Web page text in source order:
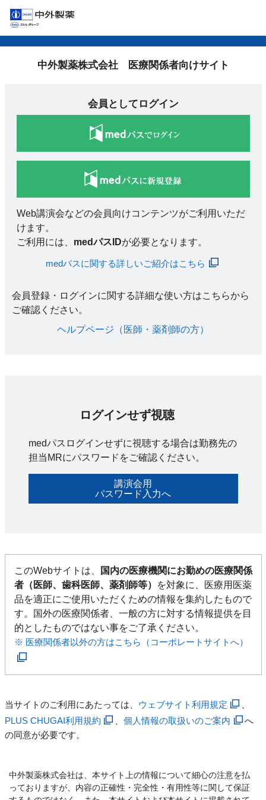
中外製薬株式会社 医療関係者向けサイト
会員としてログイン
Web講演会などの会員向けコンテンツがご利用いただ
けます。
ご利用には、 medパスIDが必要となります。
medパスに関する詳しいご紹介はこちら
会員登録・ログインに関する詳細な使い方はこちらから
ご確認ください。​
ヘルプページ（医師・薬剤師の方）​
ログインせず視聴
medパスログインせずに視聴する場合は勤務先の
担当MRにパスワードをご確認ください。
講演会用
パスワード入力へ
このWebサイトは、
国内の医療機関にお勤めの医療関係
者（医師、歯科医師、薬剤師等）
を対象に、医療用医薬
品を適正にご使用いただくための情報を集約したもので
す。国外の医療関係者、一般の方に対する情報提供を目
的としたものではない事をご了承ください。
※ 医療関係者以外の方はこちら（コーポレートサイトへ）
当サイトのご利用にあたっては、 ウェブサイト利用規定
PLUS CHUGAI利用規約
、個人情報の取扱いのご案内
へ
の同意が必要です。
中外製薬株式会社は、本サイト上の情報について細心の注意を払
っておりますが、内容の正確性・完全性・有用性等に関して保証